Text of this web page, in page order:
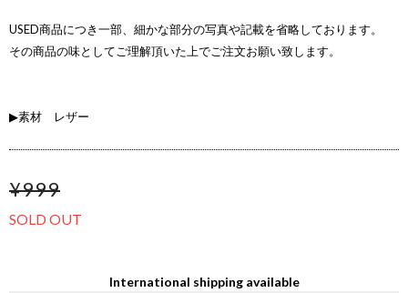
USED商品につき一部、細かな部分の写真や記載を省略しております。
その商品の味としてご理解頂いた上でご注文お願い致します。
▶素材 レザー
¥999
SOLD OUT
International shipping available